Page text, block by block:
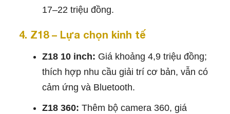
17–22 triệu đồng.
4. Z18 – Lựa chọn kinh tế
Z18 10 inch: Giá khoảng 4,9 triệu đồng;
thích hợp nhu cầu giải trí cơ bản, vẫn có
cảm ứng và Bluetooth.
Z18 360: Thêm bộ camera 360, giá